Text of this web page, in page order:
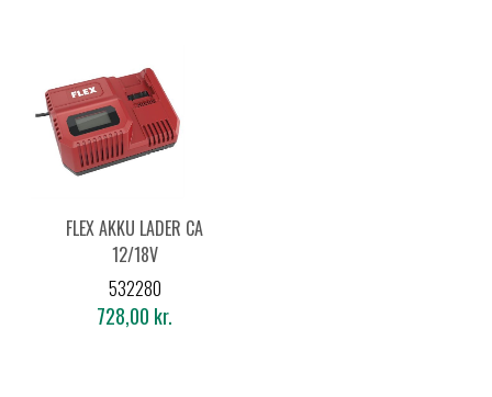
FLEX AKKU LADER CA
12/18V
532280
728,00 kr.